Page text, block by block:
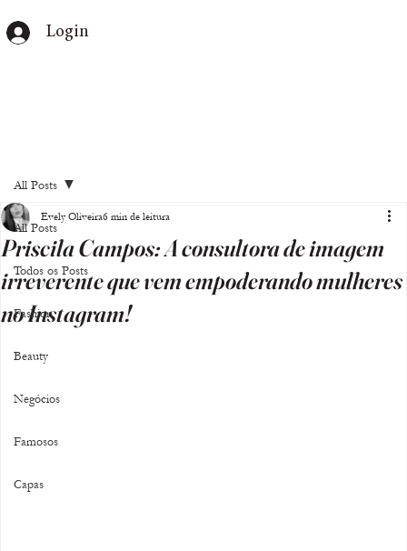
Login
All Posts
Todos os Posts
Fashion
Beauty
Negócios
Famosos
Capas
All Posts
Priscila Campos: A consultora de imagem
irreverente que vem empoderando mulheres
no Instagram!
Evely Oliveira6 min de leitura